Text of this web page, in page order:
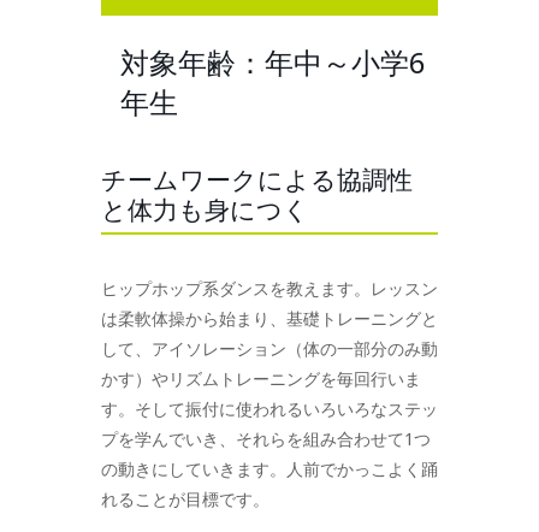
対象年齢：年中～小学6
年生
チームワークによる協調性
と体力も身につく
ヒップホップ系ダンスを教えます。レッスン
は柔軟体操から始まり、基礎トレーニングと
して、アイソレーション（体の一部分のみ動
かす）やリズムトレーニングを毎回行いま
す。そして振付に使われるいろいろなステッ
プを学んでいき、それらを組み合わせて1つ
の動きにしていきます。人前でかっこよく踊
れることが目標です。